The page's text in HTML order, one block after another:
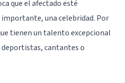
que el afectado esté
una celebridad. Por
tienen un talento excepcional
deportistas, cantantes o